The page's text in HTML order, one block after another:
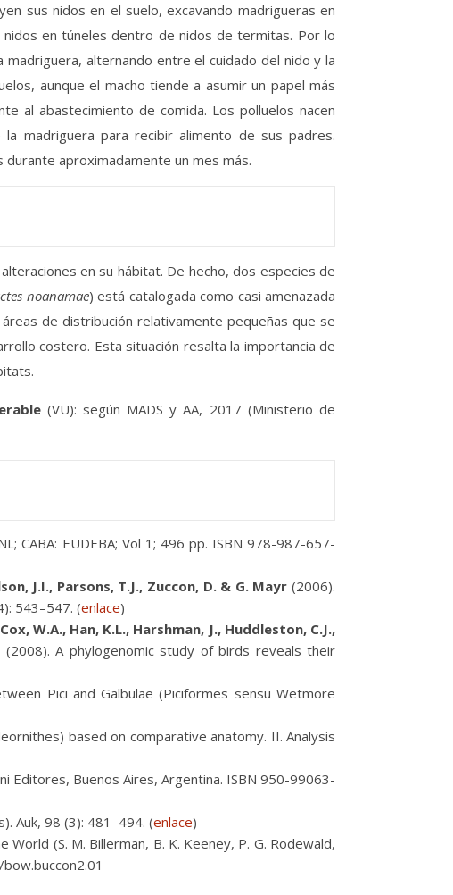
sus nidos en el suelo, excavando madrigueras en
en túneles dentro de nidos de termitas. Por lo
alternando entre el cuidado del nido y la
aunque el macho tiende a asumir un papel más
al abastecimiento de comida. Los polluelos nacen
madriguera para recibir alimento de sus padres.
aproximadamente un mes más.
en su hábitat. De hecho, dos especies de
noanamae) está catalogada como casi amenazada
de distribución relativamente pequeñas que se
costero. Esta situación resalta la importancia de
(VU): según MADS y AA, 2017 (Ministerio de
CABA: EUDEBA; Vol 1; 496 pp. ISBN 978-987-657-
J.I., Parsons, T.J., Zuccon, D. & G. Mayr (2006).
543–547. (enlace)
W.A., Han, K.L., Harshman, J., Huddleston, C.J.,
(2008). A phylogenomic study of birds reveals their
Pici and Galbulae (Piciformes sensu Wetmore
based on comparative anatomy. II. Analysis
Editores, Buenos Aires, Argentina. ISBN 950-99063-
Auk, 98 (3): 481–494. (enlace)
(S. M. Billerman, B. K. Keeney, P. G. Rodewald,